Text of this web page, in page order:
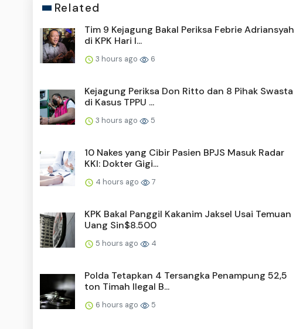
Related
Tim 9 Kejagung Bakal Periksa Febrie Adriansyah
di KPK Hari I...
3 hours ago 6
Kejagung Periksa Don Ritto dan 8 Pihak Swasta
di Kasus TPPU ...
3 hours ago 5
10 Nakes yang Cibir Pasien BPJS Masuk Radar
KKI: Dokter Gigi...
4 hours ago 7
KPK Bakal Panggil Kakanim Jaksel Usai Temuan
Uang Sin$8.500
5 hours ago 4
Polda Tetapkan 4 Tersangka Penampung 52,5
ton Timah Ilegal B...
6 hours ago 5